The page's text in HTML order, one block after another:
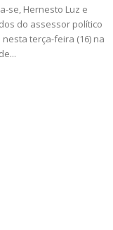
se, Hernesto Luz e
do assessor político
terça-feira (16) na